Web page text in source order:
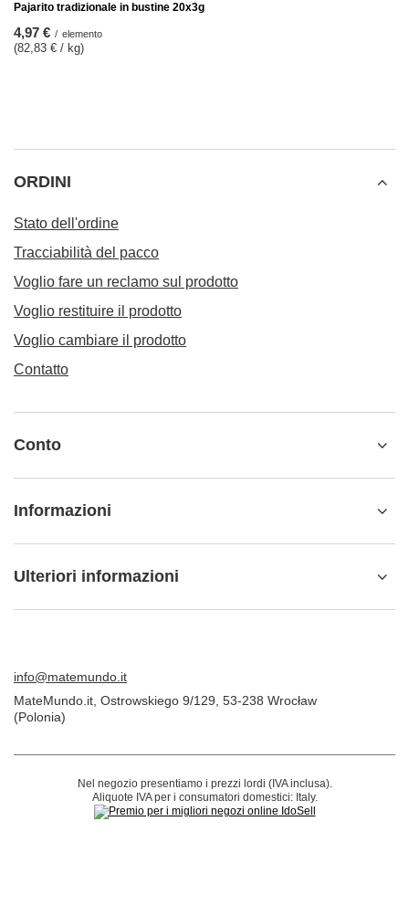
Pajarito tradizionale in bustine 20x3g
4,97 € / elemento
(82,83 € / kg)
ORDINI
Stato dell'ordine
Tracciabilità del pacco
Voglio fare un reclamo sul prodotto
Voglio restituire il prodotto
Voglio cambiare il prodotto
Contatto
Conto
Informazioni
Ulteriori informazioni
info@matemundo.it
MateMundo.it Ostrowskiego 9/129 53-238 Wrocław
(Polonia)
Nel negozio presentiamo i prezzi lordi (IVA inclusa).
Aliquote IVA per i consumatori domestici: Italy.